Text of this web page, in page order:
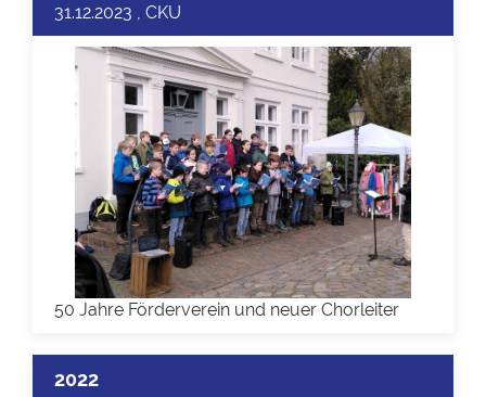
31.12.2023 , CKU
50 Jahre Förderverein und neuer Chorleiter
2022